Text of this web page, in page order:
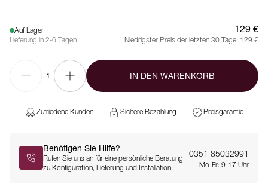
Auf Lager
Lieferung in 2-6 Tagen
129 €
Niedrigster Preis der letzten 30 Tage: 129 €
1 IN DEN WARENKORB
Zufriedene Kunden Sichere Bezahlung Preisgarantie
Benötigen Sie Hilfe?
Rufen Sie uns an für eine persönliche Beratung
zu Konfiguration, Lieferung und Installation.
0351 85032991
Mo-Fr: 9-17 Uhr